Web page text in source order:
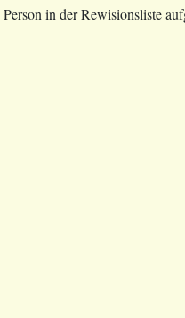
Person in der Rewisionsliste